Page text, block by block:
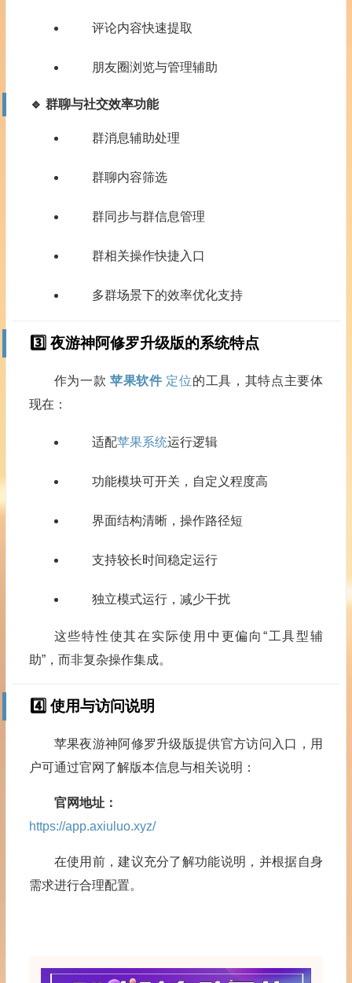
评论内容快速提取
朋友圈浏览与管理辅助
🔹 群聊与社交效率功能
群消息辅助处理
群聊内容筛选
群同步与群信息管理
群相关操作快捷入口
多群场景下的效率优化支持
3️⃣ 夜游神阿修罗升级版的系统特点
作为一款苹果软件 定位的工具，其特点主要体
现在：
适配苹果系统运行逻辑
功能模块可开关，自定义程度高
界面结构清晰，操作路径短
支持较长时间稳定运行
独立模式运行，减少干扰
这些特性使其在实际使用中更偏向“工具型辅
助”，而非复杂操作集成。
4️⃣ 使用与访问说明
苹果夜游神阿修罗升级版提供官方访问入口，用
户可通过官网了解版本信息与相关说明：
官网地址：
https://app.axiuluo.xyz/
在使用前，建议充分了解功能说明，并根据自身
需求进行合理配置。